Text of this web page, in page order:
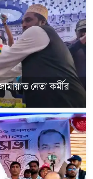
নেতা কর্মীর